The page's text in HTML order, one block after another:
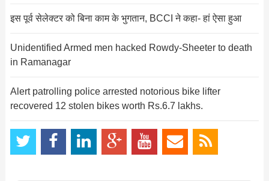
इस पूर्व सेलेक्टर को बिना काम के भुगतान, BCCI ने कहा- हां ऐसा हुआ
Unidentified Armed men hacked Rowdy-Sheeter to death
in Ramanagar
Alert patrolling police arrested notorious bike lifter
recovered 12 stolen bikes worth Rs.6.7 lakhs.